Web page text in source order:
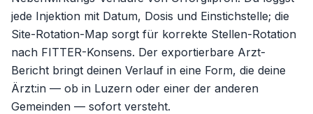
jede Injektion mit Datum, Dosis und Einstichstelle; die
Site-Rotation-Map sorgt für korrekte Stellen-Rotation
nach FITTER-Konsens. Der exportierbare Arzt-
Bericht bringt deinen Verlauf in eine Form, die deine
Ärzt:in — ob in Luzern oder einer der anderen
Gemeinden — sofort versteht.